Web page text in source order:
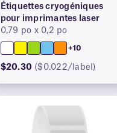
Étiquettes cryogéniques
pour imprimantes laser
0,79 po x 0,2 po
+10
$20.30 ($0.022/label)